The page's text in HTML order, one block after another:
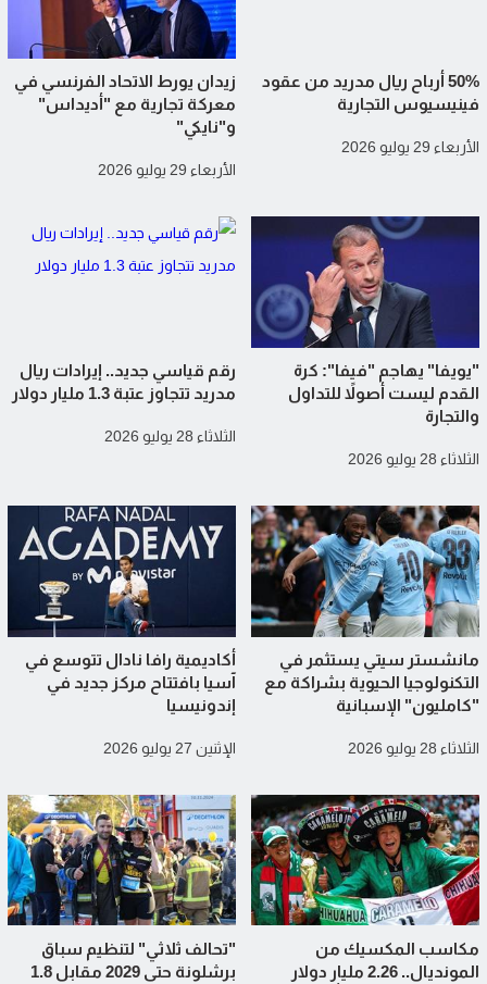
50% أرباح ريال مدريد من عقود
فينيسيوس التجارية
الأربعاء 29 يوليو 2026
زيدان يورط الاتحاد الفرنسي في
معركة تجارية مع "أديداس"
و"نايكي"
الأربعاء 29 يوليو 2026
"يويفا" يهاجم "فيفا": كرة
القدم ليست أصولاً للتداول
والتجارة
الثلاثاء 28 يوليو 2026
رقم قياسي جديد.. إيرادات ريال
مدريد تتجاوز عتبة 1.3 مليار دولار
الثلاثاء 28 يوليو 2026
مانشستر سيتي يستثمر في
التكنولوجيا الحيوية بشراكة مع
"كامليون" الإسبانية
الثلاثاء 28 يوليو 2026
أكاديمية رافا نادال تتوسع في
آسيا بافتتاح مركز جديد في
إندونيسيا
الإثنين 27 يوليو 2026
مكاسب المكسيك من
المونديال.. 2.26 مليار دولار
"تحالف ثلاثي" لتنظيم سباق
برشلونة حتى 2029 مقابل 1.8